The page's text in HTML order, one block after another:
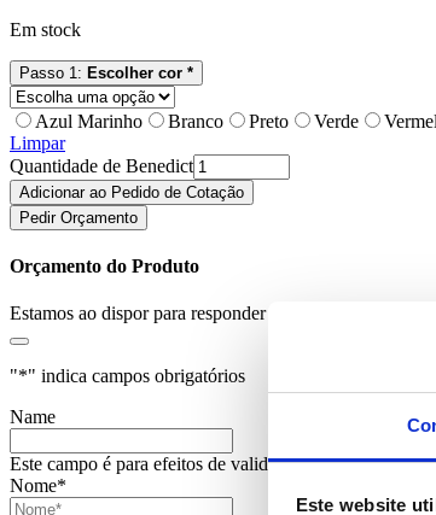
Este website
Em stock
Passo 1: Escolher cor *
Azul Marinho Branco Preto Verde
Limpar
Quantidade de Benedict
Adicionar ao Pedido de Cotação
Pedir Orçamento
Orçamento do Produto
Estamos ao dispor para responder aos seus pedidos.
"*" indica campos obrigatórios
Name
Este campo é para efeitos de validação e deve ser
Nome*